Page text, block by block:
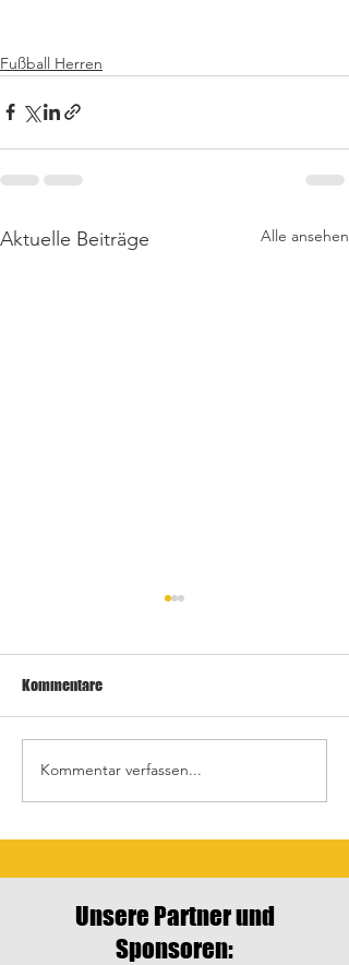
Fußball Herren
Aktuelle Beiträge Alle ansehen
Letztes Heimspiel gegen
Crailsheim
Kommentare
Kommentar verfassen...
Unsere Partner und
Sponsoren: